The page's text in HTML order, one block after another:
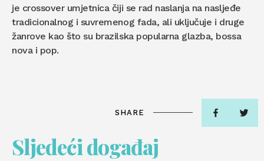
je crossover umjetnica čiji se rad naslanja na nasljeđe
tradicionalnog i suvremenog fada, ali uključuje i druge
žanrove kao što su brazilska popularna glazba, bossa
nova i pop.
SHARE
Sljedeći događaj